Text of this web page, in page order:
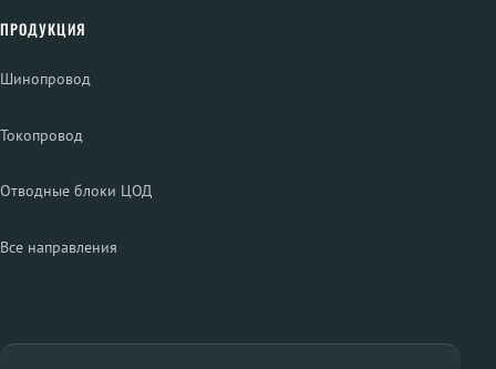
ПРОДУКЦИЯ
Шинопровод
Токопровод
Отводные блоки ЦОД
Все направления